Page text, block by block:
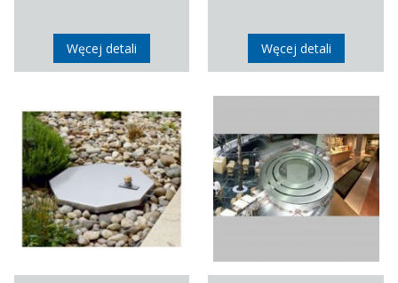
Węcej detali Węcej detali